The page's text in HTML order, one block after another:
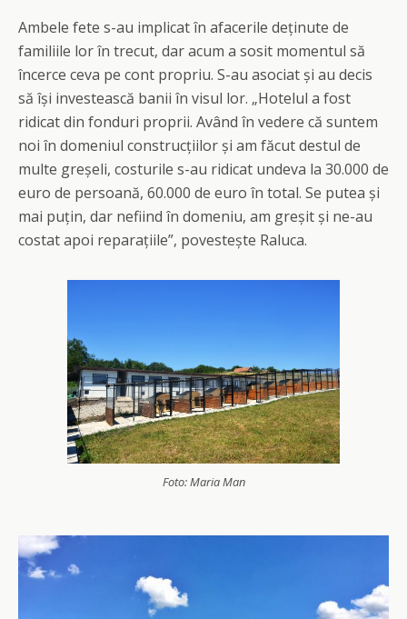
Ambele fete s-au implicat în afacerile deținute de
familiile lor în trecut, dar acum a sosit momentul să
încerce ceva pe cont propriu. S-au asociat și au decis
să își investească banii în visul lor. „Hotelul a fost
ridicat din fonduri proprii. Având în vedere că suntem
noi în domeniul construcțiilor și am făcut destul de
multe greșeli, costurile s-au ridicat undeva la 30.000 de
euro de persoană, 60.000 de euro în total. Se putea și
mai puțin, dar nefiind în domeniu, am greșit și ne-au
costat apoi reparațiile”, povestește Raluca.
Foto: Maria Man